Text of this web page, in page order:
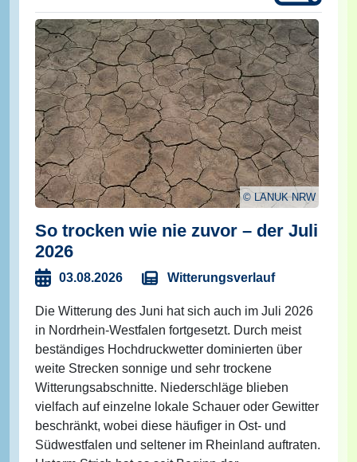
LANUK NRW
So trocken wie nie zuvor – der Juli
2026
03.08.2026 Witterungsverlauf
Die Witterung des Juni hat sich auch im Juli 2026
in Nordrhein-Westfalen fortgesetzt. Durch meist
beständiges Hochdruckwetter dominierten über
weite Strecken sonnige und sehr trockene
Witterungsabschnitte. Niederschläge blieben
vielfach auf einzelne lokale Schauer oder Gewitter
beschränkt, wobei diese häufiger in Ost- und
Südwestfalen und seltener im Rheinland auftraten.